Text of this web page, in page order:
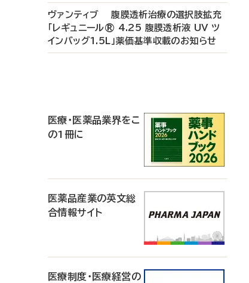
ヴァンティブ 腹膜透析治療の選択肢拡充
「レギュニール® 4.25 腹膜透析液 UV ツ
インバッグ1.5L」薬価基準収載のお知らせ
医療・医薬品業界をこ
の1冊に
医薬品産業の英文総
合情報サイト
医療制度・医療経営の